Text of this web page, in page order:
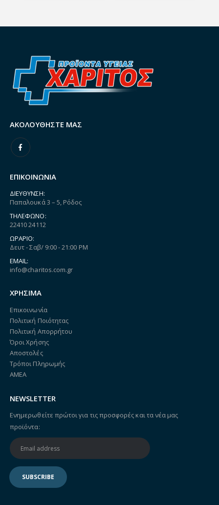
ΑΚΟΛΟΥΘΉΣΤΕ ΜΑΣ
ΕΠΙΚΟΙΝΩΝΙΑ
ΔΙΕΎΘΥΝΣΗ:
Παπαλουκά 3 – 5, Ρόδος
ΤΗΛΈΦΩΝΟ:
22410 24112
ΩΡΆΡΙΟ:
Δευτ - Σαβ/ 9:00 - 21:00 PM
EMAIL:
info@charitos.com.gr
ΧΡΗΣΙΜΑ
Επικοινωνία
Πολιτική Ποιότητας
Πολιτική Απορρήτου
Όροι Χρήσης
Αποστολές
Τρόποι Πληρωμής
ΑΜΕΑ
NEWSLETTER
Ενημερωθείτε πρώτοι για τις προσφορές και τα νέα μας
προϊόντα: